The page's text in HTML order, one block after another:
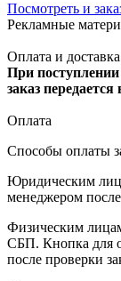
Посмотреть и
Рекламные
Оплата и доставка
При
заказ
Оплата
Способы оплаты
Юридическим
менеджером
Физическим
СБП. Кнопка для
после проверки